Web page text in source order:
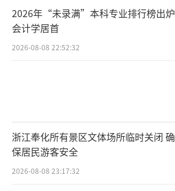
2026年“未录满”本科专业排行榜出炉
会计学居首
2026-08-08 22:52:32
浙江奉化所有景区文体场所临时关闭 确
保居民游客安全
2026-08-08 23:17:32